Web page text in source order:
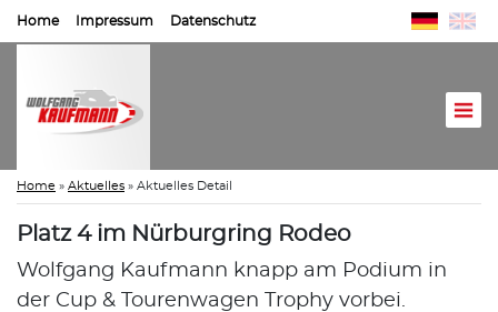
Home Impressum Datenschutz
Home » Aktuelles » Aktuelles Detail
Platz 4 im Nürburgring Rodeo
Wolfgang Kaufmann knapp am Podium in
der Cup & Tourenwagen Trophy vorbei.